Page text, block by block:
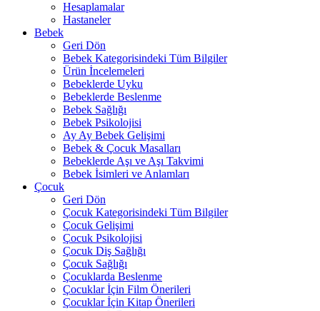
Hesaplamalar
Hastaneler
Bebek
Geri Dön
Bebek Kategorisindeki Tüm Bilgiler
Ürün İncelemeleri
Bebeklerde Uyku
Bebeklerde Beslenme
Bebek Sağlığı
Bebek Psikolojisi
Ay Ay Bebek Gelişimi
Bebek & Çocuk Masalları
Bebeklerde Aşı ve Aşı Takvimi
Bebek İsimleri ve Anlamları
Çocuk
Geri Dön
Çocuk Kategorisindeki Tüm Bilgiler
Çocuk Gelişimi
Çocuk Psikolojisi
Çocuk Diş Sağlığı
Çocuk Sağlığı
Çocuklarda Beslenme
Çocuklar İçin Film Önerileri
Çocuklar İçin Kitap Önerileri